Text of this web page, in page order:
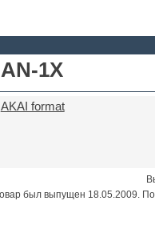
1X
AKAI format
был выпущен 18.05.2009.